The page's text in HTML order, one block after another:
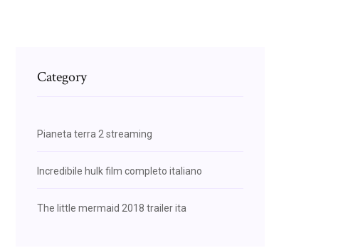
Category
Pianeta terra 2 streaming
Incredibile hulk film completo italiano
The little mermaid 2018 trailer ita